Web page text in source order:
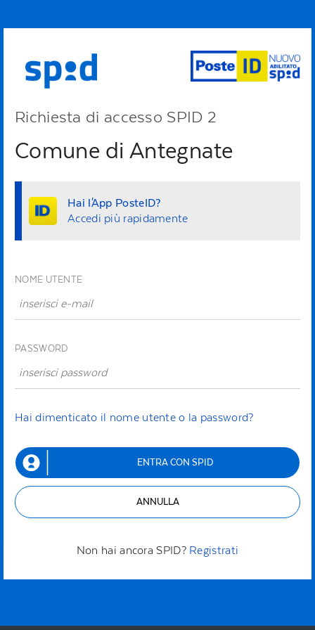
Richiesta di accesso SPID 2
Comune di Antegnate
Hai l'App PosteID?
Accedi più rapidamente
NOME UTENTE
PASSWORD
Hai dimenticato il nome utente o la password?
ENTRA CON SPID
ANNULLA
Non hai ancora SPID? Registrati